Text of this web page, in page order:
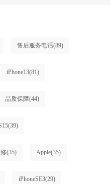
售后服务电话(89)
iPhone13(81)
品质保障(44)
(39)
(35) Apple(35)
iPhoneSE3(29)